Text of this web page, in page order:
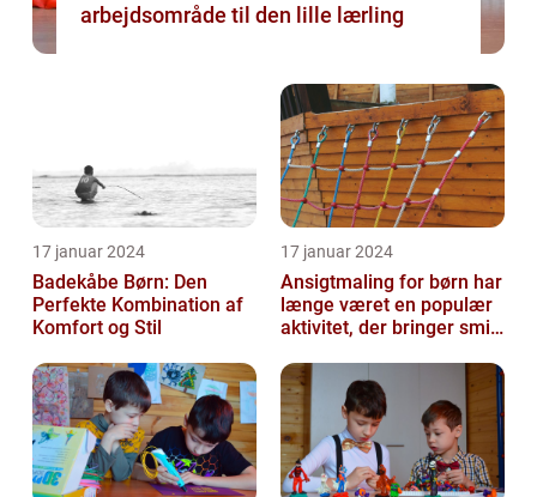
arbejdsområde til den lille lærling
17 januar 2024
Badekåbe Børn: Den
Perfekte Kombination af
Komfort og Stil
17 januar 2024
Ansigtmaling for børn har
længe været en populær
aktivitet, der bringer smil